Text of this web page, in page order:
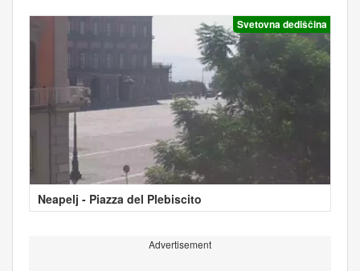
Svetovna dediščina
Neapelj - Piazza del Plebiscito
Advertisement